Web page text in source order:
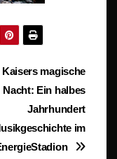
magische
Nacht: Ein halbes
Jahrhundert
im